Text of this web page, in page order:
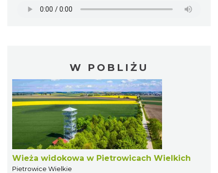
W POBLIŻU
Wieża widokowa w Pietrowicach Wielkich
Pietrowice Wielkie